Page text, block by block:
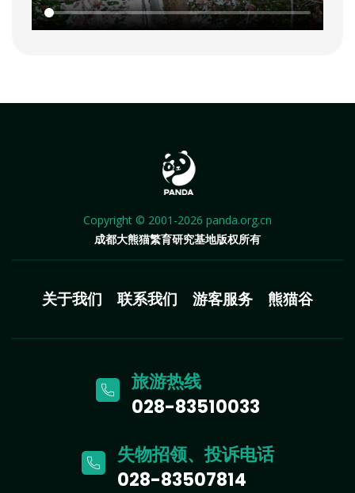
Copyright © 2001-2026 panda.org.cn
成都大熊猫繁育研究基地版权所有
关于我们 联系我们 游客服务 熊猫谷
旅游热线
028-83510033
失物招领、投诉电话
028-83507814